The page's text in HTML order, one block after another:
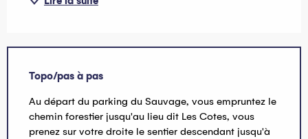
Topo/pas à pas
Au départ du parking du Sauvage, vous empruntez le
chemin forestier jusqu'au lieu dit Les Cotes, vous
prenez sur votre droite le sentier descendant jusqu'à